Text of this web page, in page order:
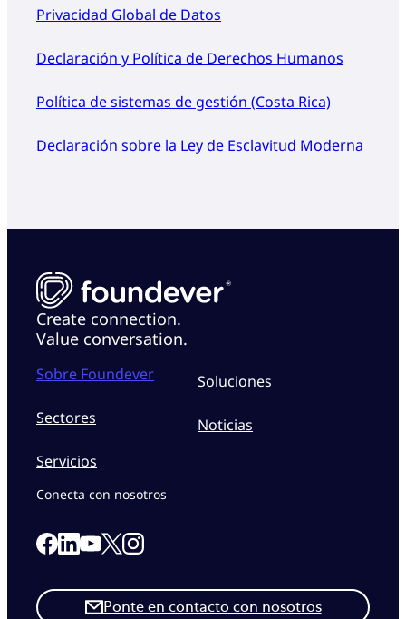
Privacidad Global de Datos
Declaración y Política de Derechos Humanos
Política de sistemas de gestión (Costa Rica)
Declaración sobre la Ley de Esclavitud Moderna
Create connection.
Value conversation.
Sobre Foundever
Sectores
Servicios
Soluciones
Noticias
Ponte en contacto con nosotros
Conecta con nosotros
Link to our Facebook page
Link to our Linkedin page
Link to our Youtube page
Link to our X page
Link to our Instagram page